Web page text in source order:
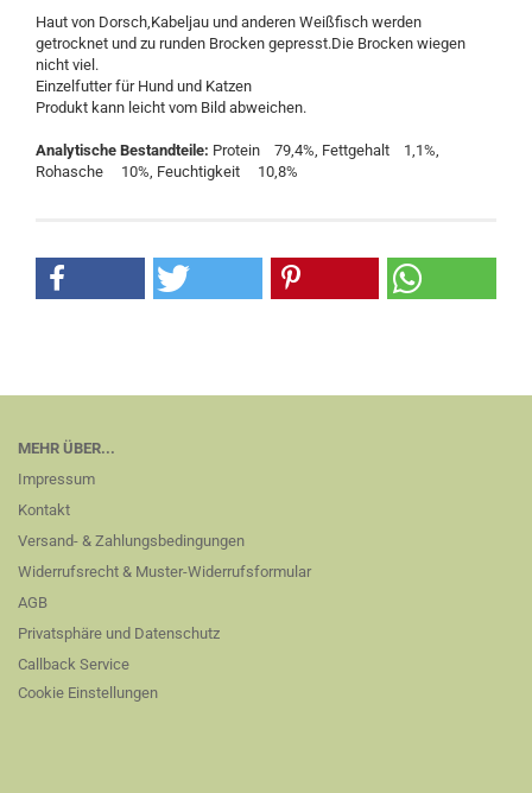
Haut von Dorsch,Kabeljau und anderen Weißfisch werden
getrocknet und zu runden Brocken gepresst.Die Brocken wiegen
nicht viel.
Einzelfutter für Hund und Katzen
Produkt kann leicht vom Bild abweichen.
Analytische Bestandteile: Protein 79,4%, Fettgehalt 1,1%,
Rohasche 10%, Feuchtigkeit 10,8%
MEHR ÜBER...
Impressum
Kontakt
Versand- & Zahlungsbedingungen
Widerrufsrecht & Muster-Widerrufsformular
AGB
Privatsphäre und Datenschutz
Callback Service
Cookie Einstellungen